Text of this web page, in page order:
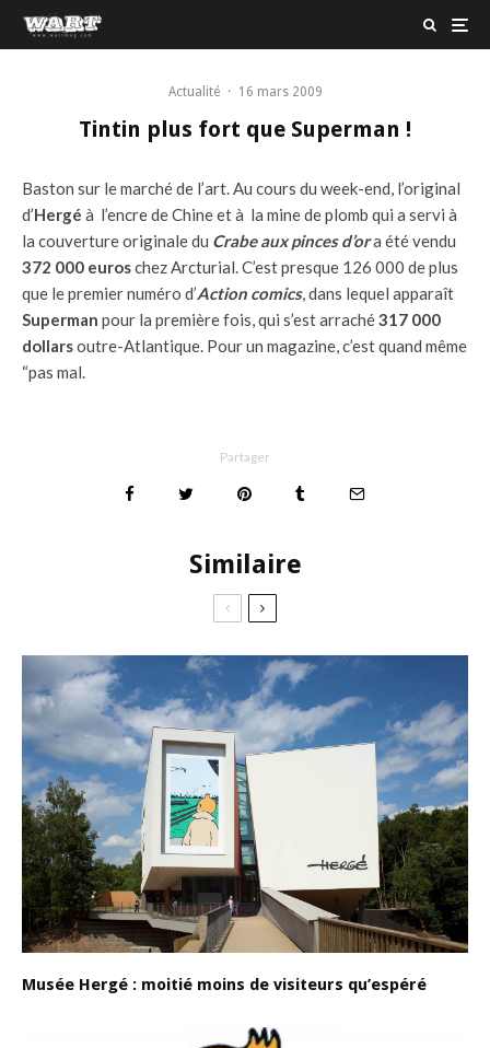
Actualité · 16 mars 2009
Tintin plus fort que Superman !
Baston sur le marché de l’art. Au cours du week-end, l’original
d’Hergé à l’encre de Chine et à la mine de plomb qui a servi à
la couverture originale du Crabe aux pinces d’ora été vendu
372 000 euroschez Arcturial. C’est presque 126 000 de plus
que le premier numéro d’Action comics, dans lequel apparaît
Superman pour la première fois, qui s’est arraché317 000
dollarsoutre-Atlantique. Pour un magazine, c’est quand même
“pas mal.
Partager
Similaire
Musée Hergé : moitié moins de visiteurs qu’espéré